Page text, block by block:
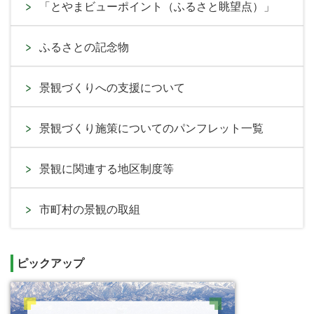
「とやまビューポイント（ふるさと眺望点）」
ふるさとの記念物
景観づくりへの支援について
景観づくり施策についてのパンフレット一覧
景観に関連する地区制度等
市町村の景観の取組
ピックアップ